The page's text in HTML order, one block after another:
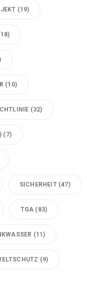
(19)
(10)
(32)
(7)
SICHERHEIT(47)
TGA (83)
(11)
(9)